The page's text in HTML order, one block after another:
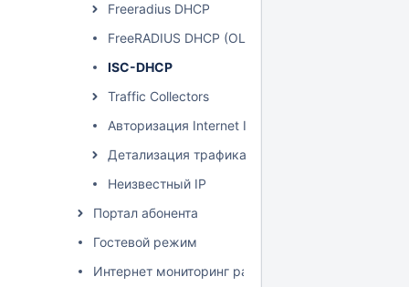
Freeradius DHCP
FreeRADIUS DHCP (OLD)
ISC-DHCP
Traffic Collectors
Авторизация Internet IPoE
Детализация трафика
Неизвестный IP
Портал абонента
Гостевой режим
Интернет мониторинг работы абонентов